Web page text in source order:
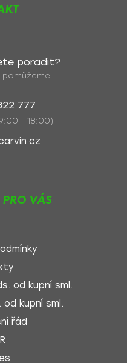
poradit?
pomůžeme.
777
- 18:00)
VÁS
od kupní sml.
od kupní sml.
řád